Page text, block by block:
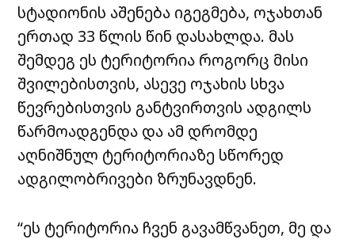
სტადიონის აშენება იგეგმება, ოჯახთან
ერთად 33 წლის წინ დასახლდა. მას
შემდეგ ეს ტერიტორია როგორც მისი
შვილებისთვის, ასევე ოჯახის სხვა
წევრებისთვის განტვირთვის ადგილს
წარმოადგენდა და ამ დრომდე
აღნიშნულ ტერიტორიაზე სწორედ
ადგილობრივები ზრუნავდნენ.
“ეს ტერიტორია ჩვენ გავამწვანეთ, მე და